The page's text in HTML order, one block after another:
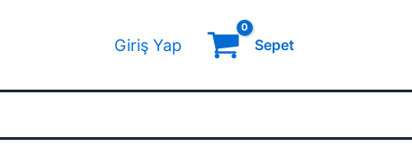
Giriş Yap Sepet